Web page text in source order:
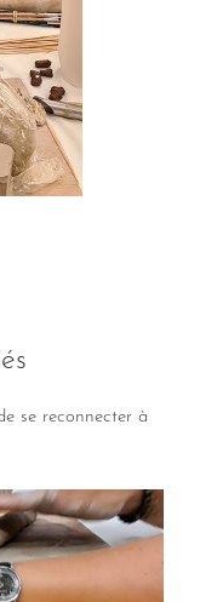
se reconnecter à